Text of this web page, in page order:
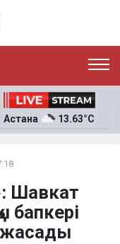
Астана 13.63°C
Шавкат
бапкері
жасады